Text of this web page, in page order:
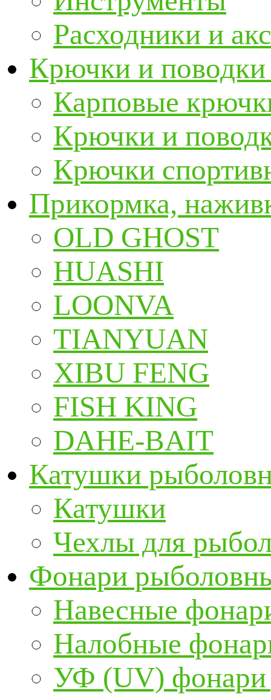
Расходники и
Крючки и
Карповые
Крючки и
Крючки
Прикормка,
OLD GHOST
HUASHI
LOONVA
TIANYUAN
XIBU FENG
FISH KING
DAHE-BAIT
Катушки
Катушки
Чехлы для
Фонари
Навесные
Налобные
УФ (UV) фонари